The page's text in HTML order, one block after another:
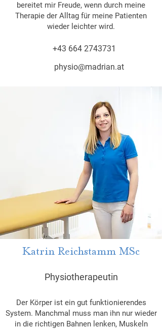
bereitet mir Freude, wenn durch meine
Therapie der Alltag für meine Patienten
wieder leichter wird.
+43 664 2743731
physio@madrian.at
Katrin Reichstamm MSc
Physiotherapeutin
Der Körper ist ein gut funktionierendes
System. Manchmal muss man ihn nur wieder
in die richtigen Bahnen lenken, Muskeln